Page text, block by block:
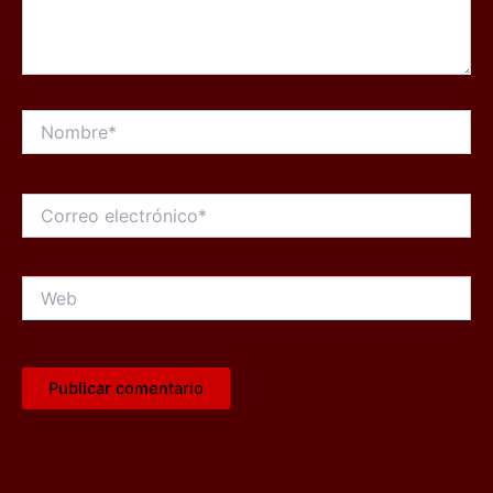
electrónico*